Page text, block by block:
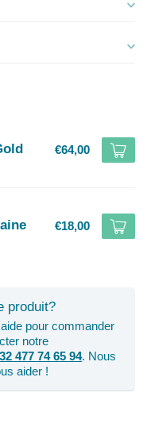
€64,00
€18,00
produit?
pour commander
notre
477 74 65 94. Nous
aider !